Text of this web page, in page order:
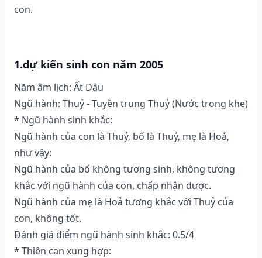
con.
1.dự kiến sinh con năm 2005
Năm âm lịch: Ất Dậu
Ngũ hành: Thuỷ - Tuyền trung Thuỷ (Nước trong khe)
* Ngũ hành sinh khắc:
Ngũ hành của con là Thuỷ, bố là Thuỷ, mẹ là Hoả,
như vậy:
Ngũ hành của bố không tương sinh, không tương
khắc với ngũ hành của con, chấp nhận được.
Ngũ hành của mẹ là Hoả tương khắc với Thuỷ của
con, không tốt.
Đánh giá điểm ngũ hành sinh khắc: 0.5/4
* Thiên can xung hợp: